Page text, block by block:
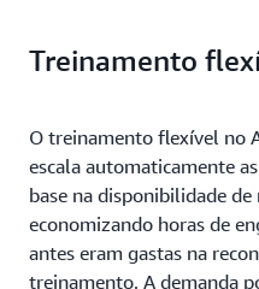
Treinamento
O treinamento flexível no
escala automaticamente
base na disponibilidade
economizando horas de
antes eram gastas na
treinamento. A demanda